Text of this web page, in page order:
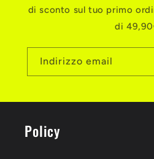
di sconto sul tuo primo
di
Indirizzo email
Policy